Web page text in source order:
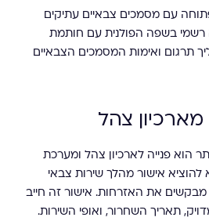
צהל
הוא פנייה לארכיון צהל ומערכת
להוציא אישור מהלך שירות צבאי
את האזרחות. אישור זה חייב
תאריך השחרור, ואופי השירות.